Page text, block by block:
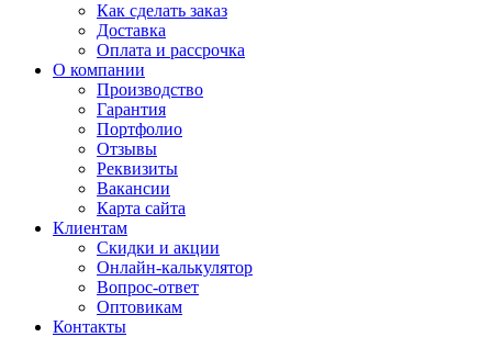
Как сделать заказ
Доставка
Оплата и рассрочка
О компании
Производство
Гарантия
Портфолио
Отзывы
Реквизиты
Вакансии
Карта сайта
Клиентам
Скидки и акции
Онлайн-калькулятор
Вопрос-ответ
Оптовикам
Контакты